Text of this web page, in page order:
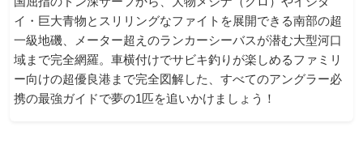
イ・巨大青物とスリリングなファイトを展開できる南部の超
一級地磯、メーター超えのランカーシーバスが潜む大型河口
域まで完全網羅。車横付けでサビキ釣りが楽しめるファミリ
ー向けの超優良港まで完全図解した、すべてのアングラー必
携の最強ガイドで夢の1匹を追いかけましょう！